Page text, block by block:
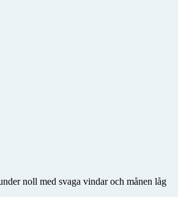
noll med svaga vindar och månen låg